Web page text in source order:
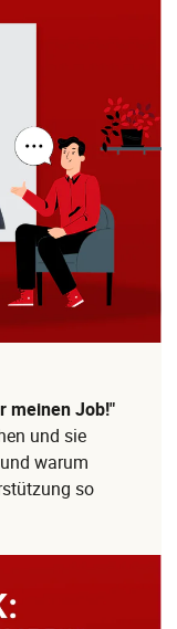
meinen Job!"
und sie
warum
so